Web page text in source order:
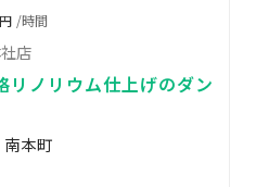
円 /時間
店
リノリウム仕上げのダン
本町